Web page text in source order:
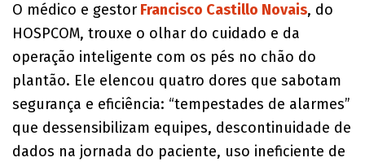
O médico e gestor Francisco Castillo Novais, do
HOSPCOM, trouxe o olhar do cuidado e da
operação inteligente com os pés no chão do
plantão. Ele elencou quatro dores que sabotam
segurança e eficiência: “tempestades de alarmes”
que dessensibilizam equipes, descontinuidade de
dados na jornada do paciente, uso ineficiente de